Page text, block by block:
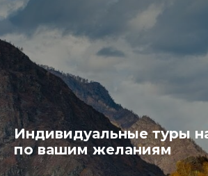
Индивидуальные туры
по вашим желаниям